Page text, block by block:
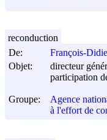
De:
François-
Objet:
directeur
participation
Groupe:
Agence
à l'effort de
reconduction